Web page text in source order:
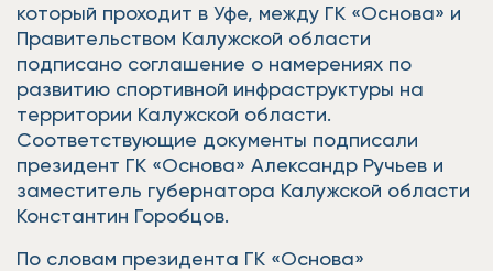
который проходит в Уфе, между ГК «Основа» и
Правительством Калужской области
подписано соглашение о намерениях по
развитию спортивной инфраструктуры на
территории Калужской области.
Соответствующие документы подписали
президент ГК «Основа» Александр Ручьев и
заместитель губернатора Калужской области
Константин Горобцов.
По словам президента ГК «Основа»